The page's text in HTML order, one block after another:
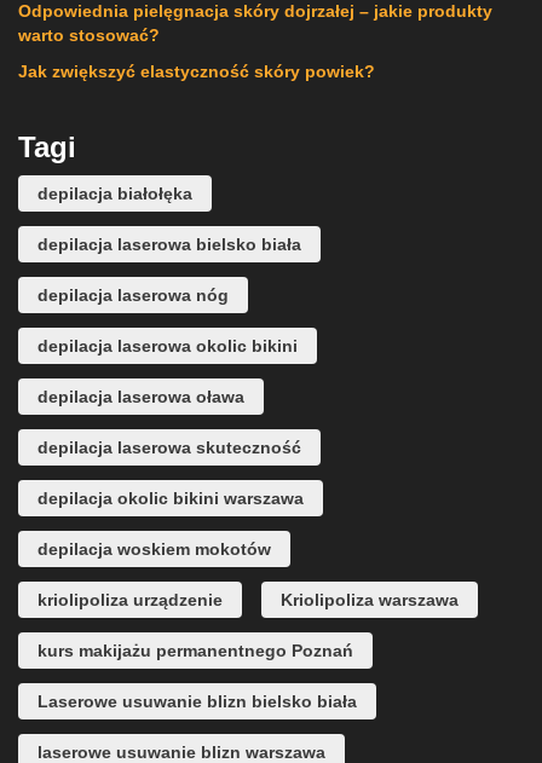
Odpowiednia pielęgnacja skóry dojrzałej – jakie produkty
warto stosować?
Jak zwiększyć elastyczność skóry powiek?
Tagi
depilacja białołęka
depilacja laserowa bielsko biała
depilacja laserowa nóg
depilacja laserowa okolic bikini
depilacja laserowa oława
depilacja laserowa skuteczność
depilacja okolic bikini warszawa
depilacja woskiem mokotów
kriolipoliza urządzenie Kriolipoliza warszawa
kurs makijażu permanentnego Poznań
Laserowe usuwanie blizn bielsko biała
laserowe usuwanie blizn warszawa